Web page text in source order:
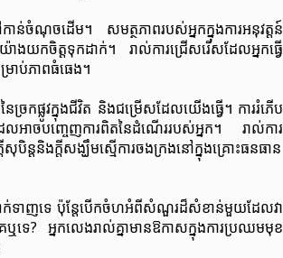
ន់ចំណុចដើម។ សមត្ថភាពរបស់អ្នកក្នុងការអនុវត្តន៍
ងយកចិត្តទុកដាក់។ រាល់ការជ្រើសរើសដែលអ្នកធ្វើ
រាប់ភាពធំធេង។
រកផ្លូវក្នុងជីវិត និងជម្រើសដែលយើងធ្វើ។ ការរំភើប
លអាចបញ្ចេញការពិតនៃដំណើររបស់អ្នក។ រាល់ការ
តនិងក្តីសង្ឃឹមស្មើការចងក្រងនៅក្នុងគ្រោះធនធាន
ទាក់ទាញទេ ប៉ុន្តែបើកចំហអំពីសំណួរ​ដ៏សំខាន់មួយដែលវា
េឬទេ? អ្នកលេងរាល់គ្នាមានឱកាសក្នុងការប្រឈមមុខ